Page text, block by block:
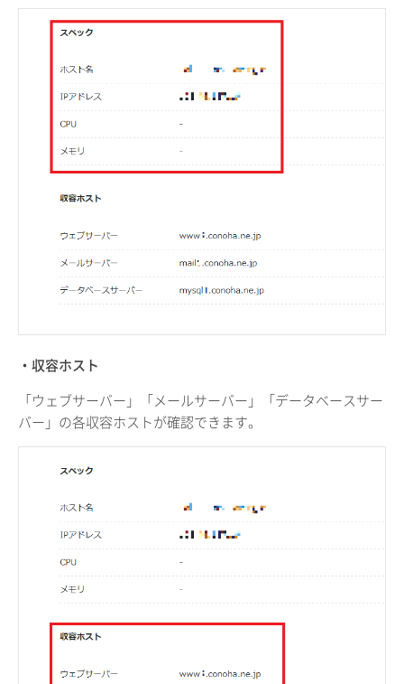
・収容ホスト
「ウェブサーバー」「メールサーバー」「データベースサー
バー」の各収容ホストが確認できます。